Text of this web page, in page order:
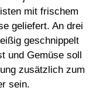
mit frischem
geliefert. An drei
geschnippelt
und Gemüse soll
zusätzlich zum
sein.